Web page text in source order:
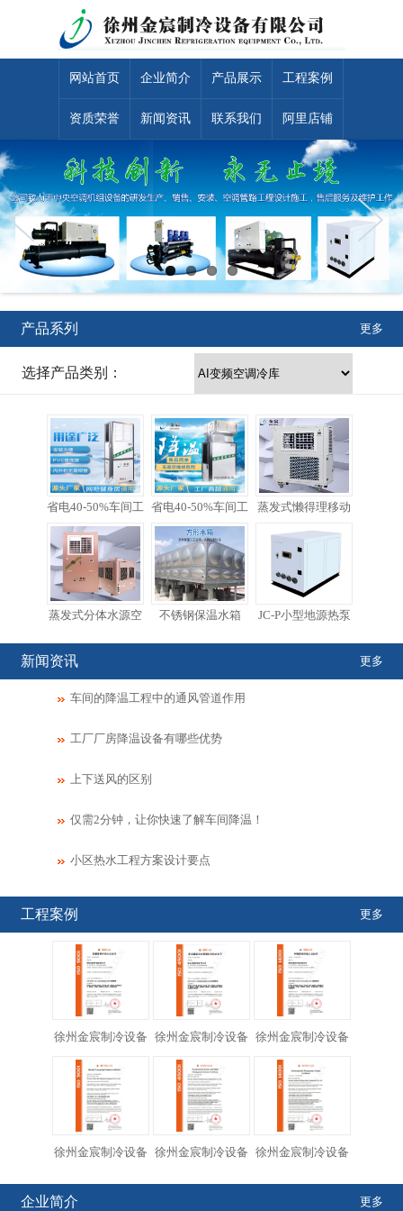
网站首页 企业简介 产品展示 工程案例
资质荣誉 新闻资讯 联系我们 阿里店铺
产品系列 更多
选择产品类别：
省电40-50%车间工 省电40-50%车间工 蒸发式懒得理移动
蒸发式分体水源空 不锈钢保温水箱 JC-P小型地源热泵
新闻资讯 更多
车间的降温工程中的通风管道作用
工厂厂房降温设备有哪些优势
上下送风的区别
仅需2分钟，让你快速了解车间降温！
小区热水工程方案设计要点
工程案例 更多
徐州金宸制冷设备 徐州金宸制冷设备 徐州金宸制冷设备
徐州金宸制冷设备 徐州金宸制冷设备 徐州金宸制冷设备
企业简介 更多